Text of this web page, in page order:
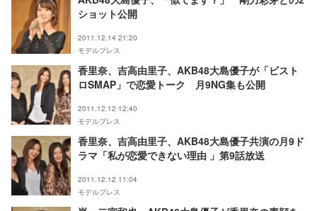
ショット公開
2011.12.14 21:20
モデルプレス
香里奈、吉高由里子、AKB48大島優子が「ビスト
ロSMAP」で恋愛トーク 月9NG集も公開
2011.12.12 12:40
モデルプレス
香里奈、吉高由里子、AKB48大島優子共演の月9ド
ラマ「私が恋愛できない理由 」第9話放送
2011.12.12 11:04
モデルプレス